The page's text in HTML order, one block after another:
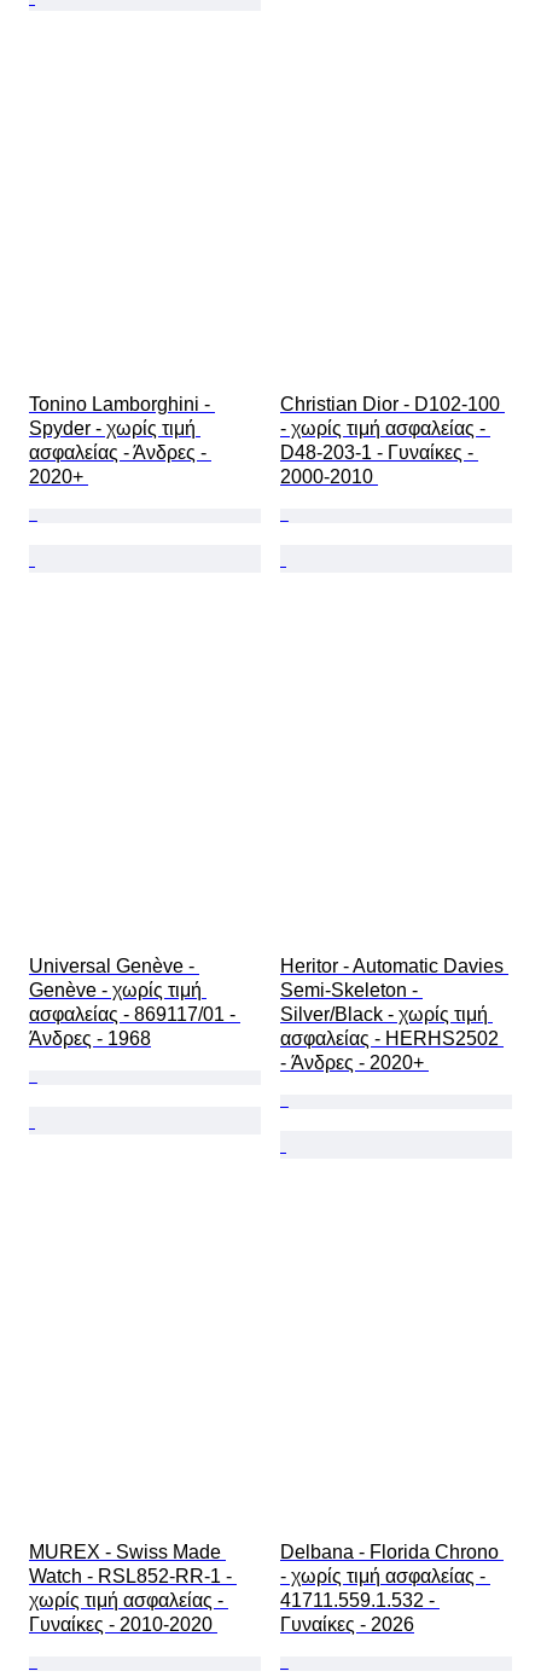
Tonino Lamborghini -
Spyder - χωρίς τιμή
ασφαλείας - Άνδρες -
2020+
Christian Dior - D102-100
- χωρίς τιμή ασφαλείας -
D48-203-1 - Γυναίκες -
2000-2010
Universal Genève -
Genève - χωρίς τιμή
ασφαλείας - 869117/01 -
Άνδρες - 1968
Heritor - Automatic Davies
Semi-Skeleton -
Silver/Black - χωρίς τιμή
ασφαλείας - HERHS2502
- Άνδρες - 2020+
MUREX - Swiss Made
Watch - RSL852-RR-1 -
χωρίς τιμή ασφαλείας -
Γυναίκες - 2010-2020
Delbana - Florida Chrono
- χωρίς τιμή ασφαλείας -
41711.559.1.532 -
Γυναίκες - 2026